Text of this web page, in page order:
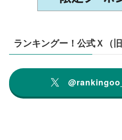
ランキングー！公式Ｘ（